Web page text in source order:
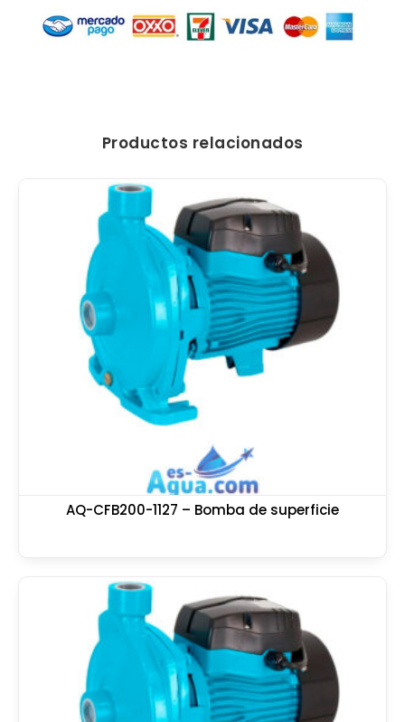
Productos relacionados
AQ-CFB200-1127 – Bomba de superficie